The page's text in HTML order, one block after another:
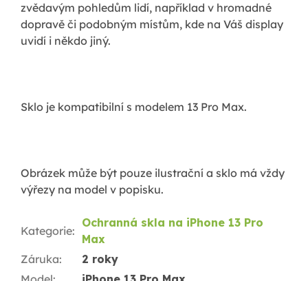
zvědavým pohledům lidí, například v hromadné
dopravě či podobným místům, kde na Váš display
uvidí i někdo jiný.
Sklo je kompatibilní s modelem 13 Pro Max.
Obrázek může být pouze ilustrační a sklo má vždy
výřezy na model v popisku.
Kategorie:
Ochranná skla na iPhone 13 Pro
Max
Záruka:
2 roky